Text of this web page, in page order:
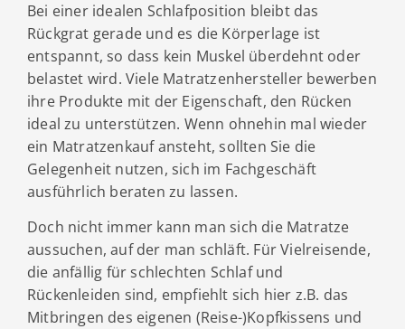
Bei einer idealen Schlafposition bleibt das
Rückgrat gerade und es die Körperlage ist
entspannt, so dass kein Muskel überdehnt oder
belastet wird. Viele Matratzenhersteller bewerben
ihre Produkte mit der Eigenschaft, den Rücken
ideal zu unterstützen. Wenn ohnehin mal wieder
ein Matratzenkauf ansteht, sollten Sie die
Gelegenheit nutzen, sich im Fachgeschäft
ausführlich beraten zu lassen.
Doch nicht immer kann man sich die Matratze
aussuchen, auf der man schläft. Für Vielreisende,
die anfällig für schlechten Schlaf und
Rückenleiden sind, empfiehlt sich hier z.B. das
Mitbringen des eigenen (Reise-)Kopfkissens und